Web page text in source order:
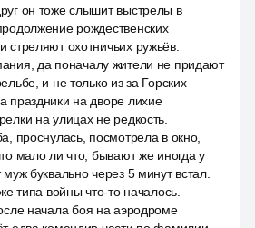
он тоже слышит выстрелы в
рождественских
стреляют охотничьих ружьёв.
да поначалу жители не придают
и не только из за Горских
праздники на дворе лихие
на улицах не редкость.
проснулась, посмотрела в окно,
мало ли что, бывают же иногда у
буквально через 5 минут встал.
типа войны что-то началось.
начала боя на аэродроме